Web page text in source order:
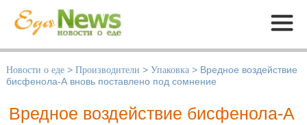
Меню
Новости о еде > Производители > Упаковка > Вредное воздействие
бисфенола-А вновь поставлено под сомнение
Вредное воздействие бисфенола-А